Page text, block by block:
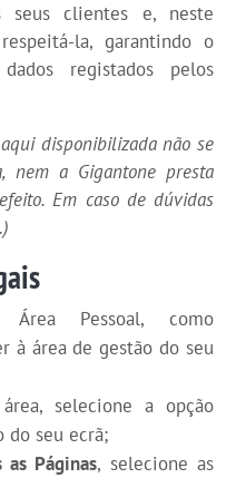
seus clientes e, neste
la, garantindo o
registados pelos
disponibilizada não se
nem a Gigantone presta
Em caso de dúvidas
Pessoal, como
à área de gestão do seu
selecione a opção
do seu ecrã;
as Páginas, selecione as